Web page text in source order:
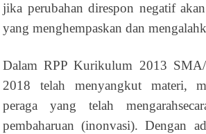
jika perubahan direspon negatif
yang menghempaskan dan
Dalam RPP Kurikulum 2013
2018 telah menyangkut materi,
peraga yang telah
pembaharuan (inonvasi). Dengan